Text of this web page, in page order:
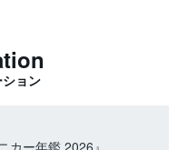
ョン
カー年鑑 2026』